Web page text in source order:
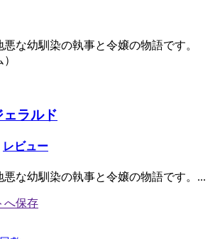
な幼馴染の執事と令嬢の物語です。
ラルド
レビュー
悪な幼馴染の執事と令嬢の物語です。...